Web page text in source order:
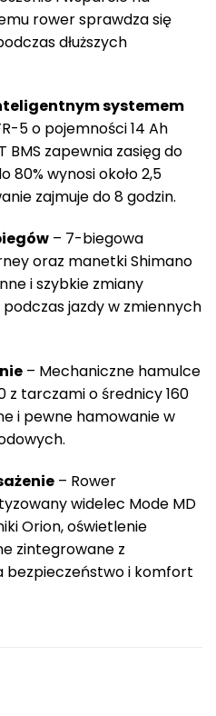
rower sprawdza się
dłuższych
systemem
5 o pojemności 14 Ah
BMS zapewnia zasięg do
80% wynosi około 2,5
zajmuje do 8 godzin.
– 7-biegowa
oraz manetki Shimano
i szybkie zmiany
jazdy w zmiennych
– Mechaniczne hamulce
z tarczami o średnicy 160
i pewne hamowanie w
– Rower
widelec Mode MD
Orion, oświetlenie
zintegrowane z
bezpieczeństwo i komfort